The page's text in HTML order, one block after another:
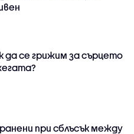
да се грижим за сърцето
при сблъсък между